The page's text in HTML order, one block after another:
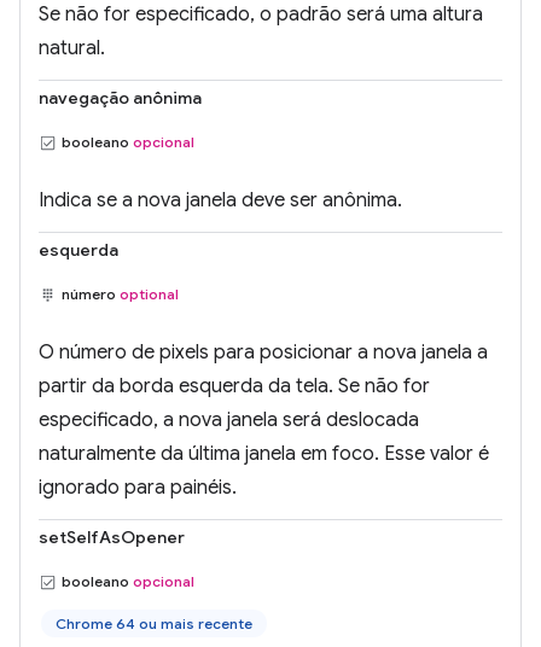
Se não for especificado, o padrão será uma altura
natural.
navegação anônima
booleano opcional
Indica se a nova janela deve ser anônima.
esquerda
número optional
O número de pixels para posicionar a nova janela a
partir da borda esquerda da tela. Se não for
especificado, a nova janela será deslocada
naturalmente da última janela em foco. Esse valor é
ignorado para painéis.
setSelfAsOpener
booleano opcional
Chrome 64 ou mais recente